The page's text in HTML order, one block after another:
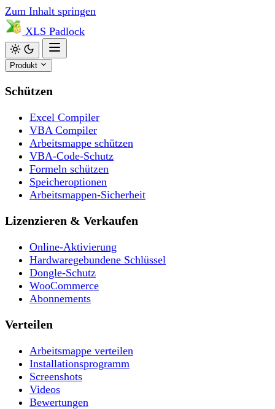
Zum Inhalt springen
XLS Padlock
Produkt
Schützen
Excel Compiler
VBA Compiler
Arbeitsmappe schützen
VBA-Code-Schutz
Formeln schützen
Speicheroptionen
Arbeitsmappen-Sicherheit
Lizenzieren & Verkaufen
Online-Aktivierung
Hardwaregebundene Schlüssel
Dongle-Schutz
WooCommerce
Abonnements
Verteilen
Arbeitsmappe verteilen
Installationsprogramm
Screenshots
Videos
Bewertungen